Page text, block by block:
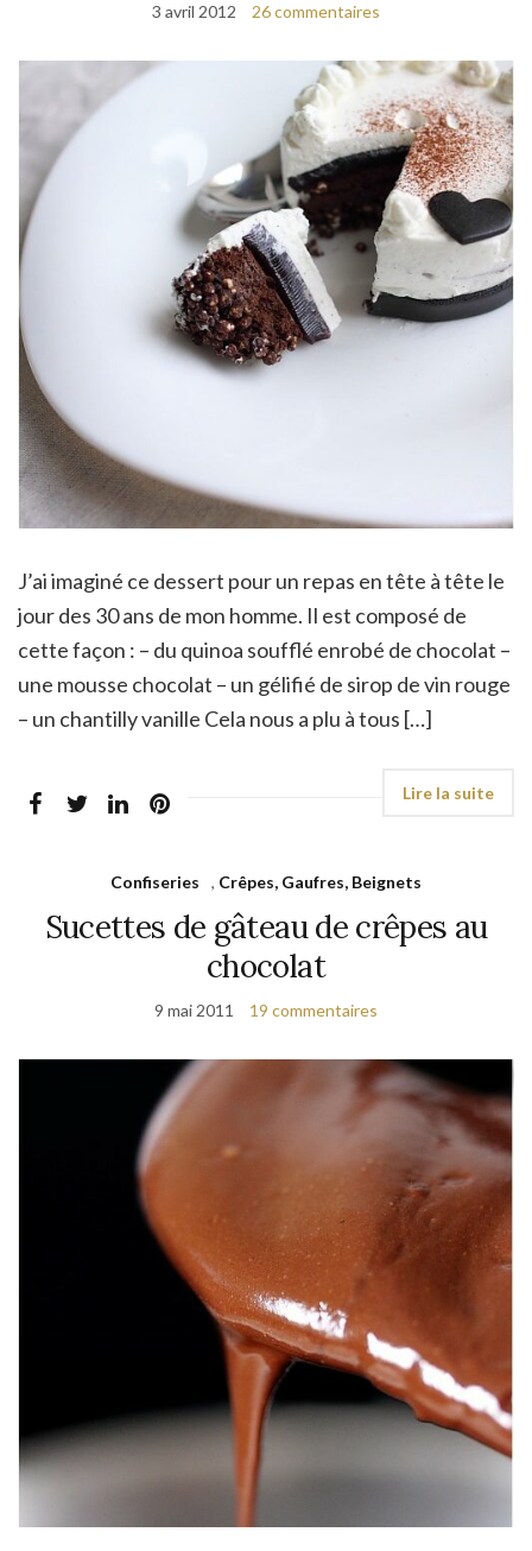
3 avril 2012 26 commentaires
J’ai imaginé ce dessert pour un repas en tête à tête le
jour des 30 ans de mon homme. Il est composé de
cette façon : – du quinoa soufflé enrobé de chocolat –
une mousse chocolat – un gélifié de sirop de vin rouge
– un chantilly vanille Cela nous a plu à tous […]
Confiseries , Crêpes, Gaufres, Beignets
Sucettes de gâteau de crêpes au
chocolat
9 mai 2011 19 commentaires